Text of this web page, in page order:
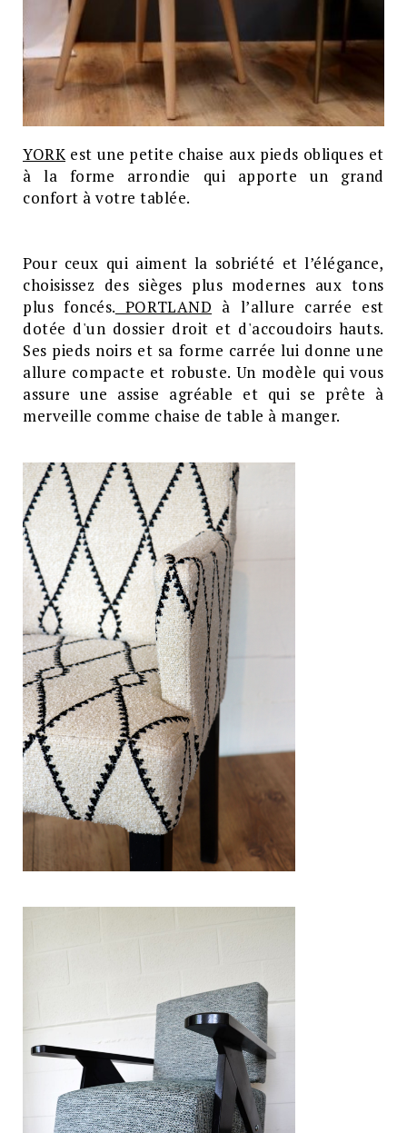
YORK est une petite chaise aux pieds obliques et
à la forme arrondie qui apporte un grand
confort à votre tablée.
Pour ceux qui aiment la sobriété et l’élégance,
choisissez des sièges plus modernes aux tons
plus foncés. PORTLAND à l’allure carrée est
dotée d'un dossier droit et d'accoudoirs hauts.
Ses pieds noirs et sa forme carrée lui donne une
allure compacte et robuste. Un modèle qui vous
assure une assise agréable et qui se prête à
merveille comme chaise de table à manger.